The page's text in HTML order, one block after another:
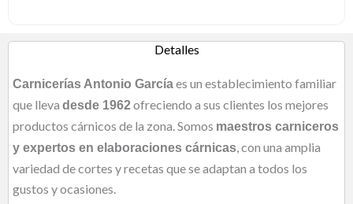
Detalles
Carnicerías Antonio Garcíaes un establecimiento familiar
que lleva desde 1962ofreciendo a sus clientes los mejores
productos cárnicos de la zona. Somos maestros carniceros
y expertos en elaboraciones cárnicas , con una amplia
variedad de cortes y recetas que se adaptan a todos los
gustos y ocasiones.